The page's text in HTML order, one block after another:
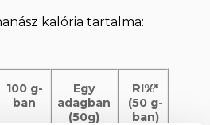
kalória tartalma:
100 g-
ban
Egy
adagban
(50g)
RI%*
(50 g-
ban)